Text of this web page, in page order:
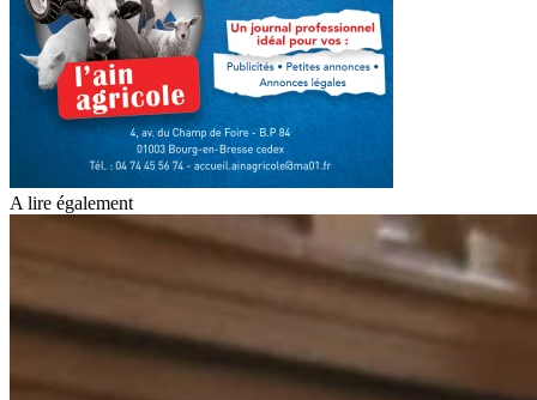
A lire également